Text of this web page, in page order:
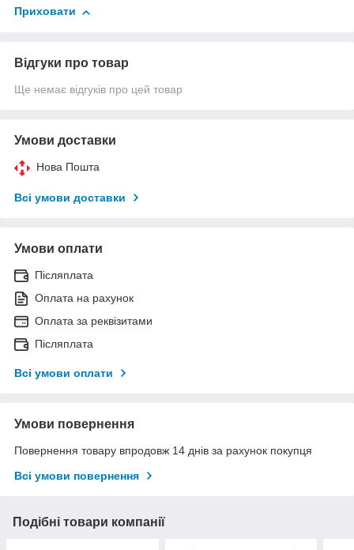
Приховати
Відгуки про товар
Ще немає відгуків про цей товар
Умови доставки
Нова Пошта
Всі умови доставки
Умови оплати
Післяплата
Оплата на рахунок
Оплата за реквізитами
Післяплата
Всі умови оплати
Умови повернення
Повернення товару впродовж 14 днів за рахунок покупця
Всі умови повернення
Подібні товари компанії